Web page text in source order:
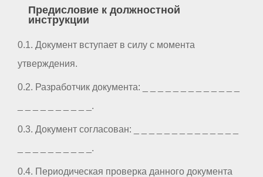
Предисловие к должностной
инструкции
0.1. Документ вступает в силу с момента
утверждения.
0.2. Разработчик документа: _ _ _ _ _ _ _ _ _ _ _ _ _
_ _ _ _ _ _ _ _ _ _.
0.3. Документ согласован: _ _ _ _ _ _ _ _ _ _ _ _ _ _
_ _ _ _ _ _ _ _ _ _.
0.4. Периодическая проверка данного документа